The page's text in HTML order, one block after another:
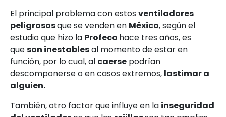
El principal problema con estos ventiladores
peligrososque se venden en México, según el
estudio que hizo la Profeco hace tres años, es
queson inestablesal momento de estar en
función, por lo cual, al caerse podrían
descomponerse o en casos extremos, lastimar a
alguien.
También, otro factor que influye en la inseguridad